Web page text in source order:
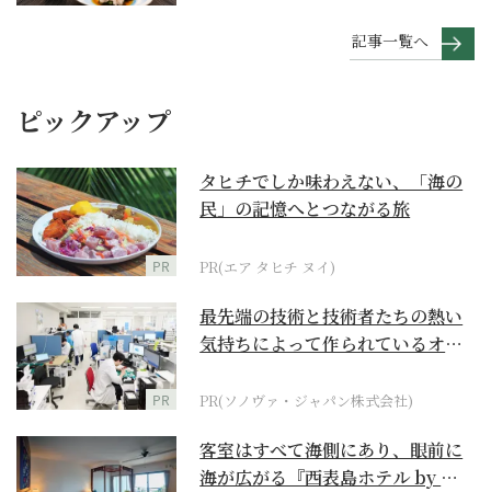
記事一覧へ
ピックアップ
PR
タヒチでしか味わえない、「海の
民」の記憶へとつながる旅
PR(エア タヒチ ヌイ)
PR
最先端の技術と技術者たちの熱い
気持ちによって作られているオー
PR(ソノヴァ・ジャパン株式会社)
客室はすべて海側にあり、眼前に
海が広がる『西表島ホテル by 星